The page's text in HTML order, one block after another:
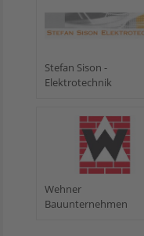
Stefan Sison -
Elektrotechnik
Wehner
Bauunternehmen